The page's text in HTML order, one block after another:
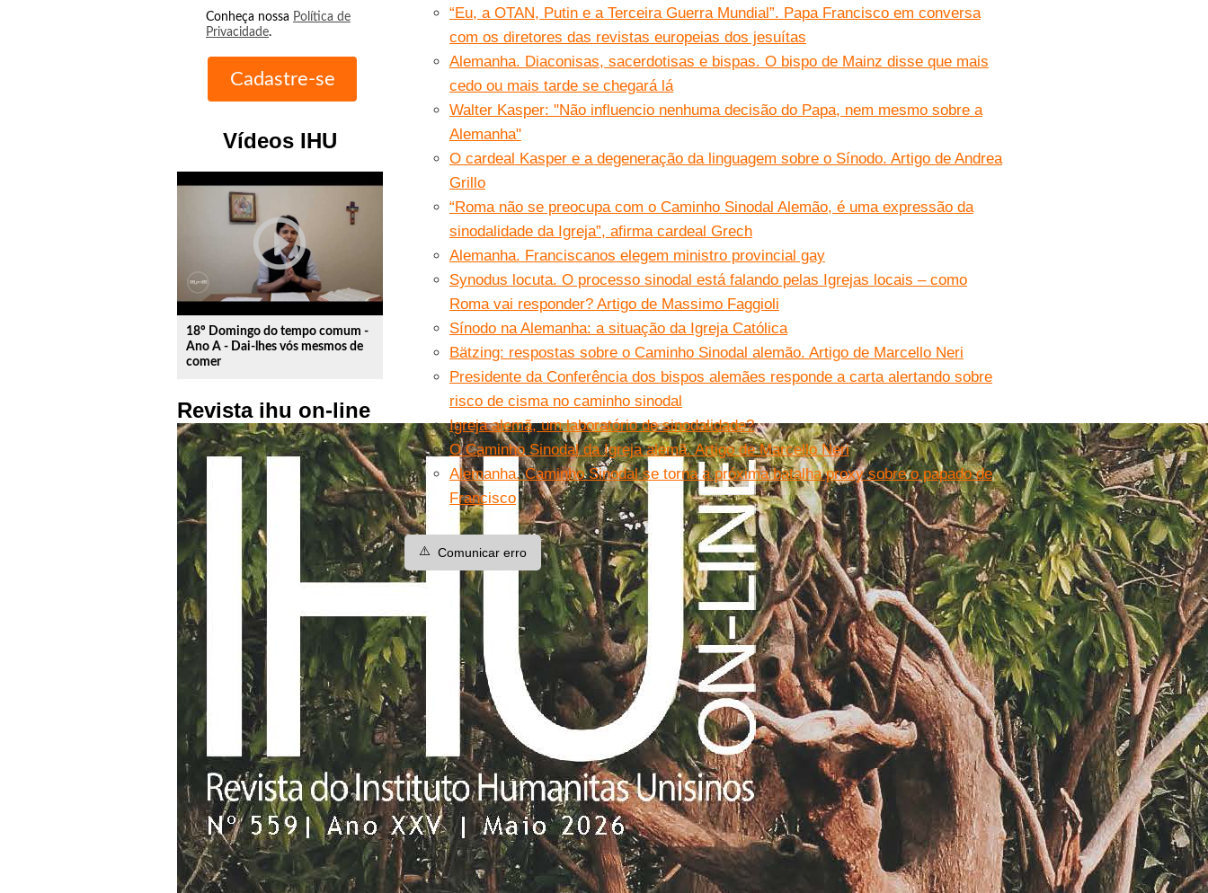
Conheça nossa Política de
Privacidade.
Vídeos IHU
play_circle_outline
18º Domingo do tempo comum -
Ano A - Dai-lhes vós mesmos de
comer
Revista ihu on-line
“Eu, a OTAN, Putin e a Terceira Guerra Mundial”. Papa Francisco em conversa
com os diretores das revistas europeias dos jesuítas
Alemanha. Diaconisas, sacerdotisas e bispas. O bispo de Mainz disse que mais
cedo ou mais tarde se chegará lá
Walter Kasper: "Não influencio nenhuma decisão do Papa, nem mesmo sobre a
Alemanha"
O cardeal Kasper e a degeneração da linguagem sobre o Sínodo. Artigo de Andrea
Grillo
“Roma não se preocupa com o Caminho Sinodal Alemão, é uma expressão da
sinodalidade da Igreja”, afirma cardeal Grech
Alemanha. Franciscanos elegem ministro provincial gay
Synodus locuta. O processo sinodal está falando pelas Igrejas locais – como
Roma vai responder? Artigo de Massimo Faggioli
Sínodo na Alemanha: a situação da Igreja Católica
Bätzing: respostas sobre o Caminho Sinodal alemão. Artigo de Marcello Neri
Presidente da Conferência dos bispos alemães responde a carta alertando sobre
risco de cisma no caminho sinodal
Igreja alemã, um laboratório de sinodalidade?
O Caminho Sinodal da Igreja alemã. Artigo de Marcello Neri
Alemanha. Caminho Sinodal se torna a próxima batalha proxy sobre o papado de
Francisco
⚠️ Comunicar erro